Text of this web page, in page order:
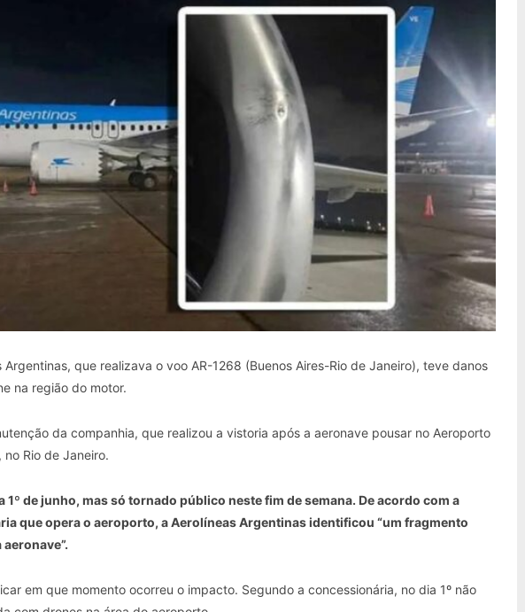
que realizava o voo AR-1268 (Buenos Aires-Rio de Janeiro), teve danos
na região do motor.
da companhia, que realizou a vistoria após a aeronave pousar no Aeroporto
no Rio de Janeiro.
de junho, mas só tornado público neste fim de semana. De acordo com a
que opera o aeroporto, a Aerolíneas Argentinas identificou “um fragmento
em que momento ocorreu o impacto. Segundo a concessionária, no dia 1º não